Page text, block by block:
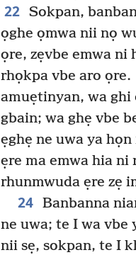
22 Sokpan,
ọghe ọmwa nii nọ
ọre, zẹvbe emwa ni
rhọkpa vbe aro ọre.
amuẹtinyan, wa ghi
gbain; wa ghẹ vbe
ẹghẹ ne uwa ya
ẹre ma emwa hia ni
rhunmwuda ẹre zẹ
24 Banbanna
ne uwa; te I wa vbe
nii sẹ, sokpan, te I